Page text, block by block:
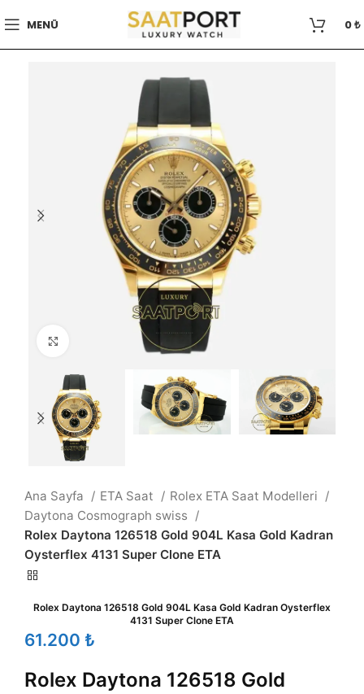
MENÜ 0₺
Büyütmek için tıklayın
Ana Sayfa ETA Saat
Rolex ETA Saat Modelleri
Daytona Cosmograph swiss
Rolex Daytona 126518 Gold 904L Kasa Gold Kadran
Oysterflex 4131 Super Clone ETA
Rolex Daytona 126518 Gold 904L Kasa Gold Kadran Oysterflex
4131 Super Clone ETA
₺
Rolex Daytona 126518 Gold